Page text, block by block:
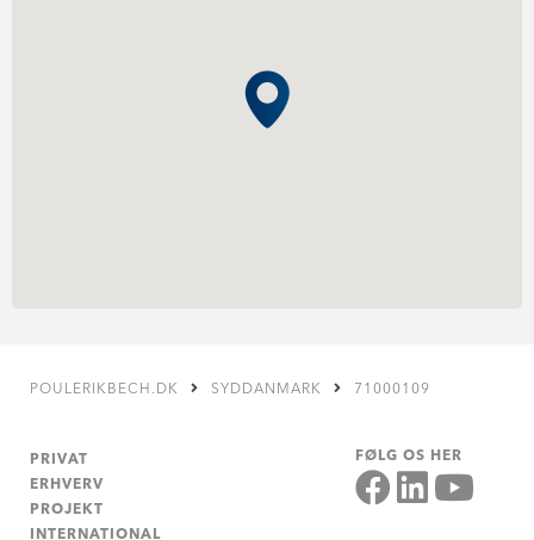
POULERIKBECH.DK SYDDANMARK 71000109
PRIVAT
ERHVERV
PROJEKT
INTERNATIONAL
FØLG OS HER